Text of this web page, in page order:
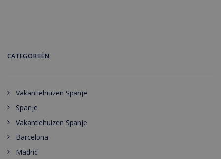
CATEGORIEËN
Vakantiehuizen Spanje
Spanje
Vakantiehuizen Spanje
Barcelona
Madrid